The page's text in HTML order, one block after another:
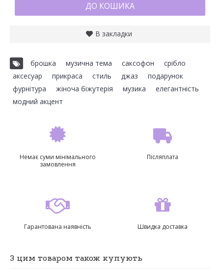
ДО КОШИКА
В закладки
брошка музична тема саксофон срібло
аксесуар
прикраса стиль джаз подарунок
фурнітура
жіноча біжутерія музика елегантність
модний акцент
Немає суми мінімального
замовлення
Післяплата
Гарантована наявність Швидка доставка
З цим товаром також купують